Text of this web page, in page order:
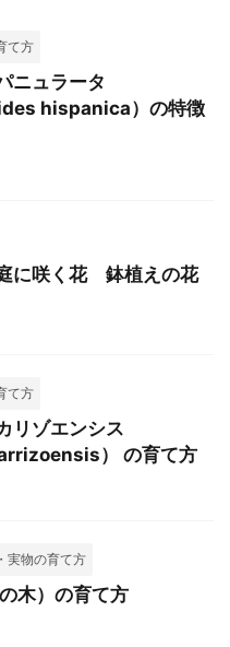
て方
ニュラータ
hispanica）の特徴
に咲く花 鉢植えの花
て方
リゾエンシス
） の育て方
実物の育て方
木）の育て方